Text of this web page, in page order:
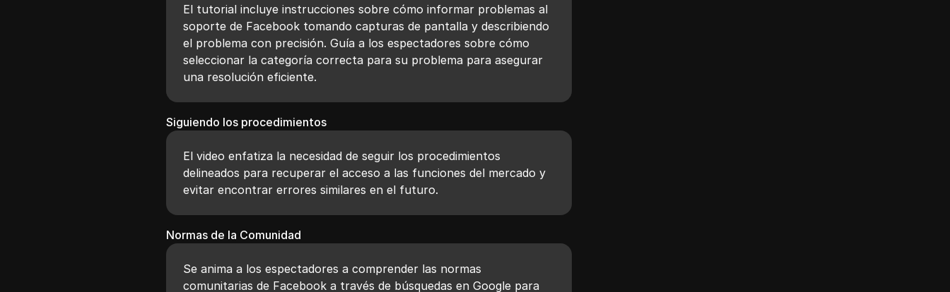
El tutorial incluye instrucciones sobre cómo informar problemas al
soporte de Facebook tomando capturas de pantalla y describiendo
el problema con precisión. Guía a los espectadores sobre cómo
seleccionar la categoría correcta para su problema para asegurar
una resolución eficiente.
Siguiendo los procedimientos
El video enfatiza la necesidad de seguir los procedimientos
delineados para recuperar el acceso a las funciones del mercado y
evitar encontrar errores similares en el futuro.
Normas de la Comunidad
Se anima a los espectadores a comprender las normas
comunitarias de Facebook a través de búsquedas en Google para